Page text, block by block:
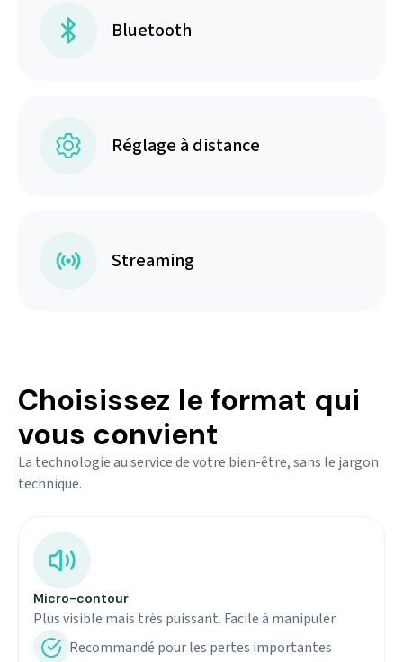
Bluetooth
Réglage à distance
Streaming
Choisissez le format qui
vous convient
La technologie au service de votre bien-être, sans le jargon
technique.
Micro-contour
Plus visible mais très puissant. Facile à manipuler.
Recommandé pour les pertes importantes